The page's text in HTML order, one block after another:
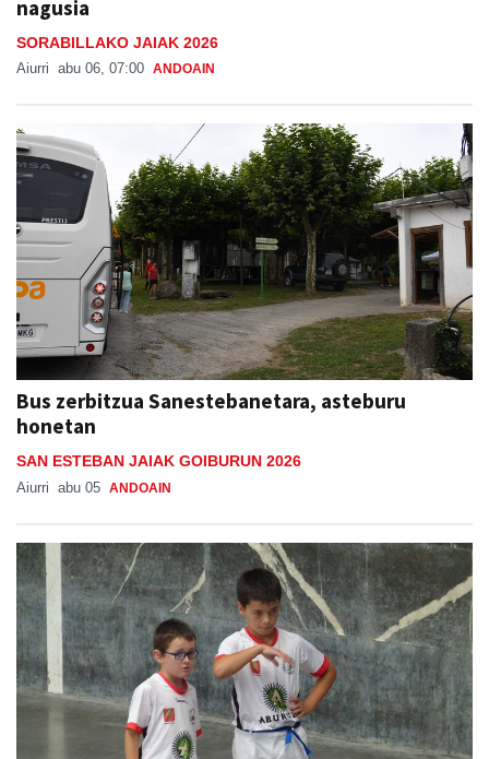
nagusia
SORABILLAKO JAIAK 2026
Aiurri abu 06, 07:00 ANDOAIN
Bus zerbitzua Sanestebanetara, asteburu
honetan
SAN ESTEBAN JAIAK GOIBURUN 2026
Aiurri abu 05 ANDOAIN